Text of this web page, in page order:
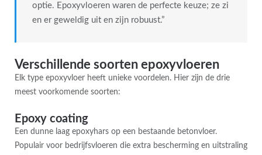
optie. Epoxyvloeren waren de perfecte keuze; ze zi
en er geweldig uit en zijn robuust.”
Verschillende soorten epoxyvloeren
Elk type epoxyvloer heeft unieke voordelen. Hier zijn de drie
meest voorkomende soorten:
Epoxy coating
Een dunne laag epoxyhars op een bestaande betonvloer.
Populair voor bedrijfsvloeren die extra bescherming en uitstraling